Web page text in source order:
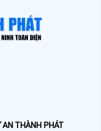
THÀNH PHÁT